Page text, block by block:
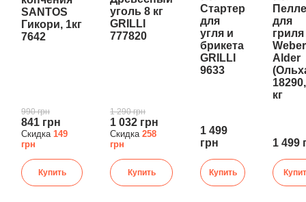
SANTOS
Гикори, 1кг
7642
990 грн
841 грн
Скидка149
грн
Купить
уголь 8 кг
GRILLI
777820
1 290 грн
1 032 грн
Скидка258
грн
Купить
Стартер
для
угля и
брикета
GRILLI
9633
1 499
грн
Купить
для
гриля
Weber
Alder
кг
1 499